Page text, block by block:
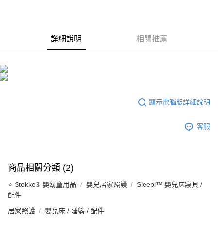
詳細說明 相關推薦
顯示電腦版詳細說明
客服
商品相關分類 (2)
⭐ Stokke® 嬰幼童用品 嬰兒居家照護
Sleepi™ 嬰兒床寢具 /
配件
居家照護 嬰兒床 / 睡籃 / 配件